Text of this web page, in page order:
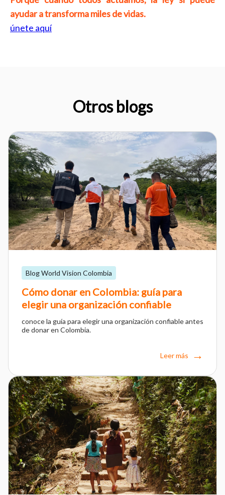
ayudar a transforma miles de vidas.
únete aquí
Otros blogs
Blog World Vision Colombia
Cómo donar en Colombia: guía para
elegir una organización confiable
conoce la guía para elegir una organización confiable antes
de donar en Colombia.
Leer más